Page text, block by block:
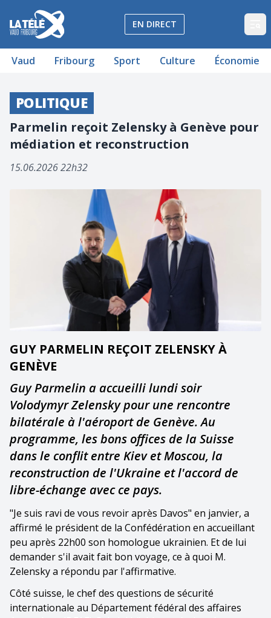
La Télé - Télévision régionale Vaud et Fribourg
EN DIRECT
Vaud Fribourg Sport Culture Économie
POLITIQUE
Parmelin reçoit Zelensky à Genève pour
médiation et reconstruction
15.06.2026 22h32
GUY PARMELIN REÇOIT ZELENSKY À
GENÈVE
Guy Parmelin a accueilli lundi soir
Volodymyr Zelensky pour une rencontre
bilatérale à l'aéroport de Genève. Au
programme, les bons offices de la Suisse
dans le conflit entre Kiev et Moscou, la
reconstruction de l'Ukraine et l'accord de
libre-échange avec ce pays.
"Je suis ravi de vous revoir après Davos" en janvier, a
affirmé le président de la Confédération en accueillant
peu après 22h00 son homologue ukrainien. Et de lui
demander s'il avait fait bon voyage, ce à quoi M.
Zelensky a répondu par l'affirmative.
Côté suisse, le chef des questions de sécurité
internationale au Département fédéral des affaires